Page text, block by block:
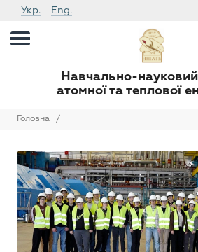
Укр. Eng.
Навчально-науковий
атомної та теплової
Головна /